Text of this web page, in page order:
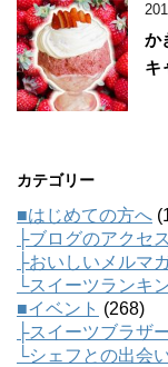
か
キ
カテゴリー
■はじめての方へ
├ブログのアクセ
├おいしいメルマ
└スイーツランキ
■イベント (268)
├スイーツブラザ
└シェフとの出会